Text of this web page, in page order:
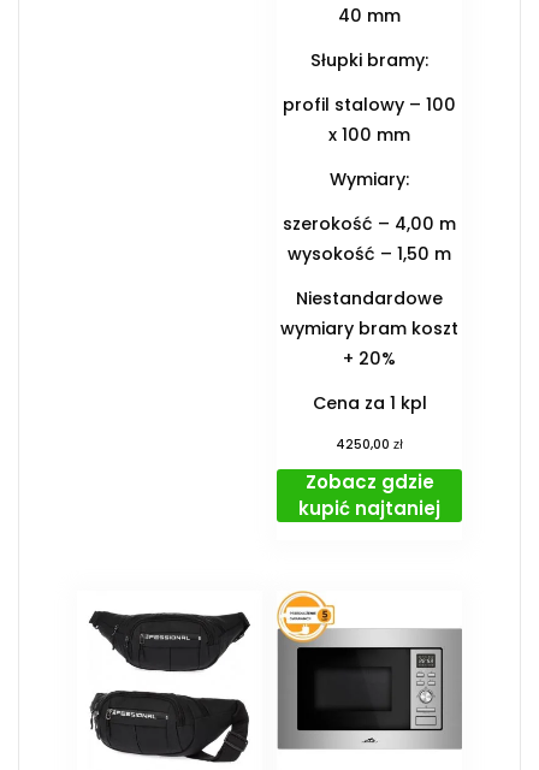
40 mm
Słupki bramy:
profil stalowy – 100
x 100 mm
Wymiary:
szerokość – 4,00 m
wysokość – 1,50 m
Niestandardowe
wymiary bram koszt
+ 20%
Cena za 1 kpl
4250,00zł
Zobacz gdzie
kupić najtaniej